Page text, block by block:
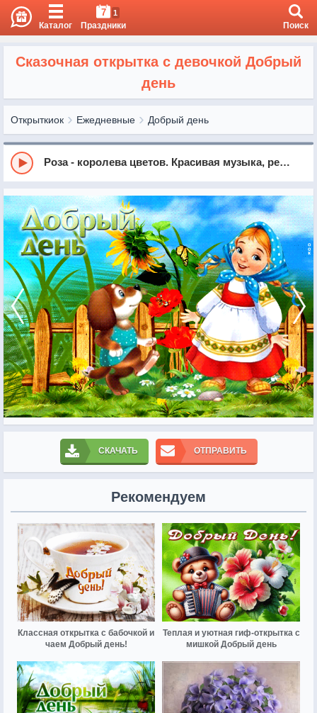
Каталог
7 1
Праздники Поиск
Сказочная открытка с девочкой Добрый
день
Открыткиок Ежедневные Добрый день
Роза - королева цветов. Красивая музыка, релакс, саксофон
СКАЧАТЬ ОТПРАВИТЬ
Рекомендуем
Классная открытка с бабочкой и
чаем Добрый день!
Теплая и уютная гиф-открытка с
мишкой Добрый день